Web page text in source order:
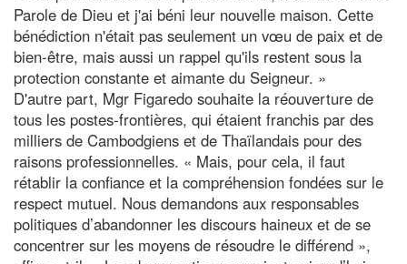
Parole de Dieu et j'ai béni leur nouvelle maison. Cette
bénédiction n'était pas seulement un vœu de paix et de
bien-être, mais aussi un rappel qu'ils restent sous la
protection constante et aimante du Seigneur. »
D'autre part, Mgr Figaredo souhaite la réouverture de
tous les postes-frontières, qui étaient franchis par des
milliers de Cambodgiens et de Thaïlandais pour des
raisons professionnelles. « Mais, pour cela, il faut
rétablir la confiance et la compréhension fondées sur le
respect mutuel. Nous demandons aux responsables
politiques d’abandonner les discours haineux et de se
concentrer sur les moyens de résoudre le différend »,